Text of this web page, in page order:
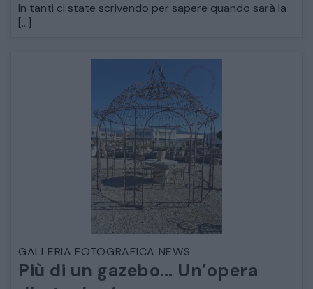
MATERIALI E STRUTTURE
MODERNARIATO
STILI ED ESPOSIZIONE
STRUMENTI MUSICALI
VEICOLI D’EPOCA
In tanti ci state scrivendo per sapere quando sarà la
[…]
GALLERIA FOTOGRAFICA NEWS
Più di un gazebo… Un’opera